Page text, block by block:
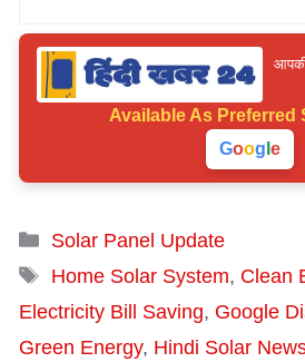
Available As Preferred
Goog e
Categories
Solar Panel Update
Tags
Home Solar System, Clean
Electricity Bill Saving, Google
Green Energy, Hindi Solar